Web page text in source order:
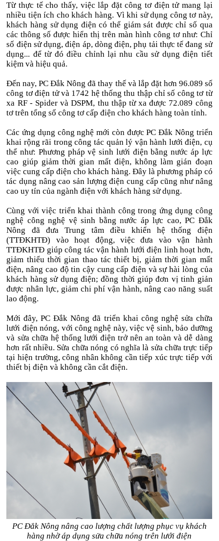
Từ thực tế cho thấy, việc lắp đặt công tơ điện tử mang lại
nhiều tiện ích cho khách hàng. Vì khi sử dụng công tơ này,
khách hàng sử dụng điện có thể giám sát được chỉ số qua
các thông số được hiển thị trên màn hình công tơ như: Chỉ
số điện sử dụng, điện áp, dòng điện, phụ tải thực tế đang sử
dụng... để từ đó điều chỉnh lại nhu cầu sử dụng điện tiết
kiệm và hiệu quả.
Đến nay, PC Đắk Nông đã thay thế và lắp đặt hơn 96.089 số
công tơ điện tử và 1742 hệ thống thu thập chỉ số công tơ từ
xa RF - Spider và DSPM, thu thập từ xa được 72.089 công
tơ trên tổng số công tơ cấp điện cho khách hàng toàn tỉnh.
Các ứng dụng công nghệ mới còn được PC Đắk Nông triển
khai rộng rãi trong công tác quản lý vận hành lưới điện, cụ
thể như: Phương pháp vệ sinh lưới điện bằng nước áp lực
cao giúp giảm thời gian mất điện, không làm gián đoạn
việc cung cấp điện cho khách hàng. Đây là phương pháp có
tác dụng nâng cao sản lượng điện cung cấp cũng như nâng
cao uy tín của ngành điện với khách hàng sử dụng.
Cùng với việc triển khai thành công trong ứng dụng công
nghệ công nghệ vệ sinh bằng nước áp lực cao, PC Đắk
Nông đã đưa Trung tâm điều khiển hệ thống điện
(TTĐKHTĐ) vào hoạt động, việc đưa vào vận hành
TTĐKHTĐ giúp công tác vận hành lưới điện linh hoạt hơn,
giảm thiểu thời gian thao tác thiết bị, giảm thời gian mất
điện, nâng cao độ tin cậy cung cấp điện và sự hài lòng của
khách hàng sử dụng điện; đồng thời giúp đơn vị tinh giản
được nhân lực, giảm chi phí vận hành, nâng cao năng suất
lao động.
Mới đây, PC Đắk Nông đã triển khai công nghệ sửa chữa
lưới điện nóng, với công nghệ này, việc vệ sinh, bảo dưỡng
và sửa chữa hệ thống lưới điện trở nên an toàn và dễ dàng
hơn rất nhiều. Sửa chữa nóng có nghĩa là sửa chữa trực tiếp
tại hiện trường, công nhân không cần tiếp xúc trực tiếp với
thiết bị điện và không cần cắt điện.
PC Đắk Nông nâng cao lượng chất lượng phục vụ khách
hàng nhờ áp dụng sửa chữa nóng trên lưới điện